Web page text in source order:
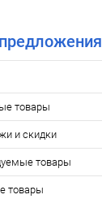
товары
и скидки
товары
товары